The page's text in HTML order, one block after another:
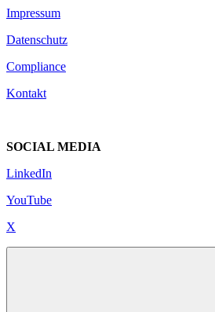
Impressum
Datenschutz
Compliance
Kontakt
SOCIAL MEDIA
LinkedIn
YouTube
X